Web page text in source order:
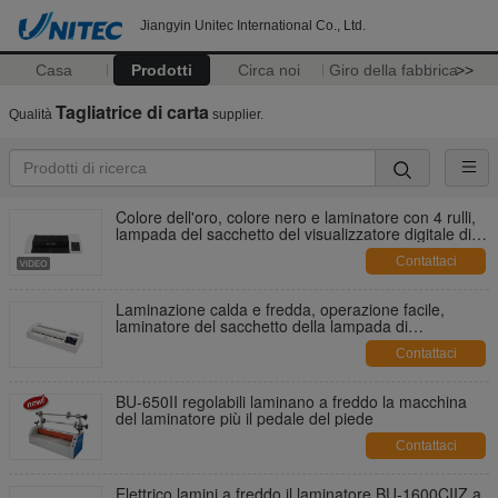
Jiangyin Unitec International Co., Ltd.
Casa Prodotti Circa noi Giro della fabbrica>>
Qualità Tagliatrice di carta supplier.
Colore dell'oro, colore nero e laminatore con 4 rulli,
lampada del sacchetto del visualizzatore digitale di
Contattaci
Laminazione calda e fredda, operazione facile,
laminatore del sacchetto della lampada di
Contattaci
BU-650II regolabili laminano a freddo la macchina
del laminatore più il pedale del piede
Contattaci
Elettrico lamini a freddo il laminatore BU-1600CIIZ a